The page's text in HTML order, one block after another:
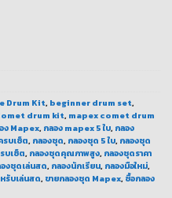
าคาคุ้มสำหรับมือใหม่ ชิ้น
Drum Kit, beginner drum set,
drum kit, mapex comet drum
ง Mapex, กลอง mapex 5 ใบ, กลอง
รบเซ็ต, กลองชุด, กลองชุด 5 ใบ, กลองชุด
บเซ็ต, กลองชุดคุณภาพสูง, กลองชุดราคา
งชุดเล่นสด, กลองนักเรียน, กลองมือใหม่,
รับเล่นสด, ขายกลองชุด Mapex, ซื้อกลอง